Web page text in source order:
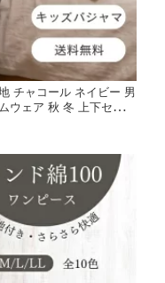
チャコール ネイビー 男
ウェア 秋 冬 上下セット